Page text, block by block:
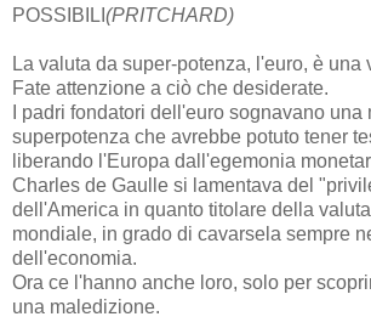
POSSIBILI (PRITCHARD)
La valuta da super-potenza, l'euro, è una
Fate attenzione a ciò che desiderate.
I padri fondatori dell'euro sognavano una
superpotenza che avrebbe potuto tener
liberando l'Europa dall'egemonia
Charles de Gaulle si lamentava del
dell'America in quanto titolare della
mondiale, in grado di cavarsela sempre
dell'economia.
Ora ce l'hanno anche loro, solo per
una maledizione.